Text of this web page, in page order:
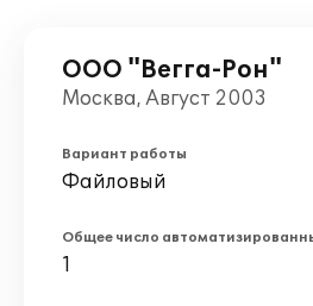
ООО "Вегга-Рон"
Москва, Август 2003
Вариант работы
Файловый
Общее число
1